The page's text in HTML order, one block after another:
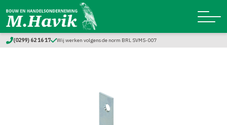
(0299) 62 16 17 Wij werken volgens de norm BRL SVMS-007